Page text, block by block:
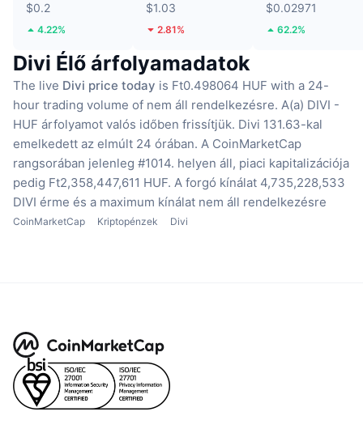
$0.2
4.22%
$1.03
2.81%
$0.02971
62.2%
Divi Élő árfolyamadatok
The live Divi price today is Ft0.498064 HUF with a 24-
hour trading volume of nem áll rendelkezésre. A(a) DIVI -
HUF árfolyamot valós időben frissítjük. Divi 131.63-kal
emelkedett az elmúlt 24 órában. A CoinMarketCap
rangsorában jelenleg #1014. helyen áll, piaci kapitalizációja
pedig Ft2,358,447,611 HUF. A forgó kínálat 4,735,228,533
DIVI érme és a maximum kínálat nem áll rendelkezésre
CoinMarketCap Kriptopénzek Divi